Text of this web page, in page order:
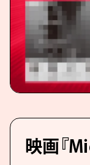
映画『